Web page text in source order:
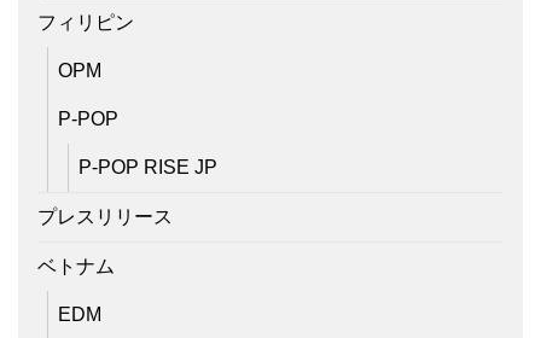
フィリピン
OPM
P-POP
P-POP RISE JP
プレスリリース
ベトナム
EDM